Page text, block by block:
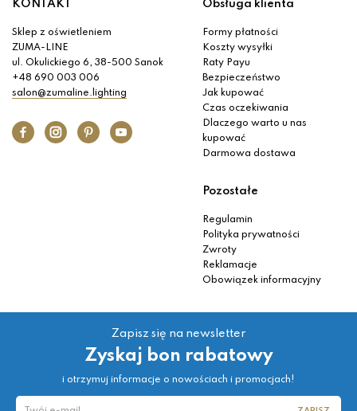
KONTAKT
Sklep z oświetleniem
ZUMA-LINE
ul. Okulickiego 6, 38-500 Sanok
+48 690 003 006
salon@zumaline.lighting
Obsługa klienta
Formy płatności
Koszty wysyłki
Raty Payu
Bezpieczeństwo
Jak kupować
Czas oczekiwania
Dlaczego warto u nas
kupować
Darmowa dostawa
Pozostałe
Regulamin
Polityka prywatności
Zwroty
Reklamacje
Obowiązek informacyjny
Zapisz się na newsletter
Zyskaj bon rabatowy
i otrzymuj informacje o nowościach i promocjach!